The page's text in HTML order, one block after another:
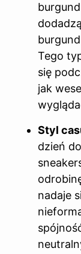
Tego
się
jak
Styl
dzień
nadaje